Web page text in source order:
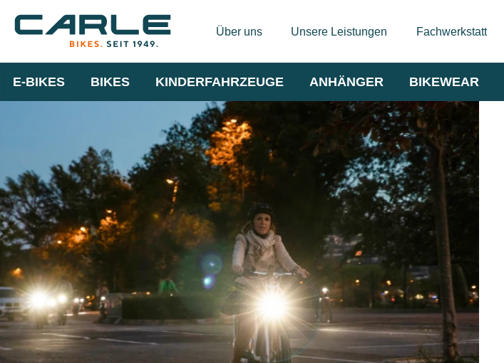
Über uns Unsere Leistungen Fachwerkstatt
E-BIKES BIKES KINDERFAHRZEUGE ANHÄNGER BIKEWEAR